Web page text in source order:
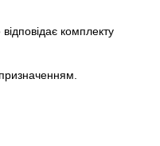
комплекту